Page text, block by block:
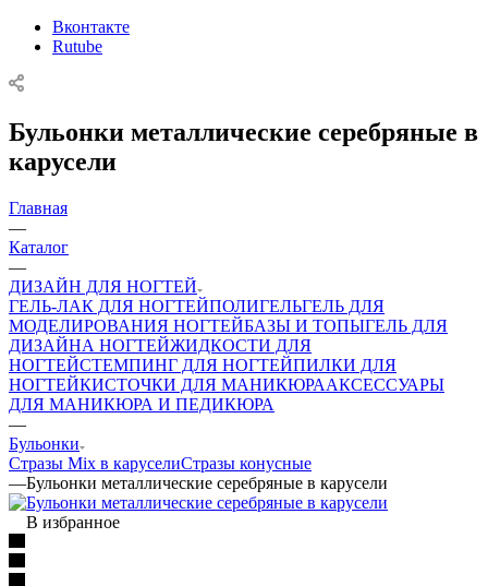
Вконтакте
Rutube
Бульонки металлические серебряные в
карусели
Главная
—
Каталог
—
ДИЗАЙН ДЛЯ НОГТЕЙ
ГЕЛЬ-ЛАК ДЛЯ НОГТЕЙПОЛИГЕЛЬГЕЛЬ ДЛЯ
МОДЕЛИРОВАНИЯ НОГТЕЙБАЗЫ И ТОПЫГЕЛЬ ДЛЯ
ДИЗАЙНА НОГТЕЙЖИДКОСТИ ДЛЯ
НОГТЕЙСТЕМПИНГ ДЛЯ НОГТЕЙПИЛКИ ДЛЯ
НОГТЕЙКИСТОЧКИ ДЛЯ МАНИКЮРААКСЕССУАРЫ
ДЛЯ МАНИКЮРА И ПЕДИКЮРА
—
Бульонки
Стразы Mix в каруселиСтразы конусные
—Бульонки металлические серебряные в карусели
В избранное